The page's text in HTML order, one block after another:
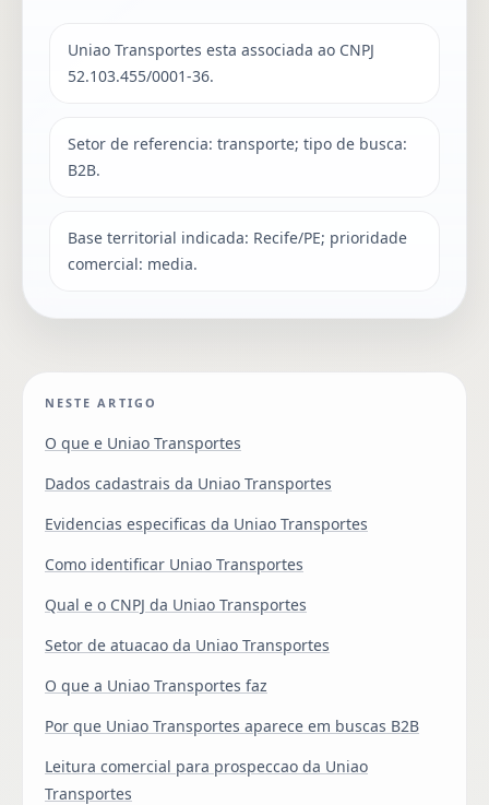
Uniao Transportes esta associada ao CNPJ
52.103.455/0001-36.
Setor de referencia: transporte; tipo de busca:
B2B.
Base territorial indicada: Recife/PE; prioridade
comercial: media.
NESTE ARTIGO
O que e Uniao Transportes
Dados cadastrais da Uniao Transportes
Evidencias especificas da Uniao Transportes
Como identificar Uniao Transportes
Qual e o CNPJ da Uniao Transportes
Setor de atuacao da Uniao Transportes
O que a Uniao Transportes faz
Por que Uniao Transportes aparece em buscas B2B
Leitura comercial para prospeccao da Uniao
Transportes